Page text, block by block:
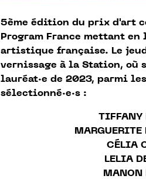
5ème édition du prix d'art
Program France mettant
artistique française. Le
vernissage à la Station, où
lauréat·e de 2023, parmi
sélectionné·e·s :
TIFFANY
MARGUERITE
CÉLIA
LELIA
MANON